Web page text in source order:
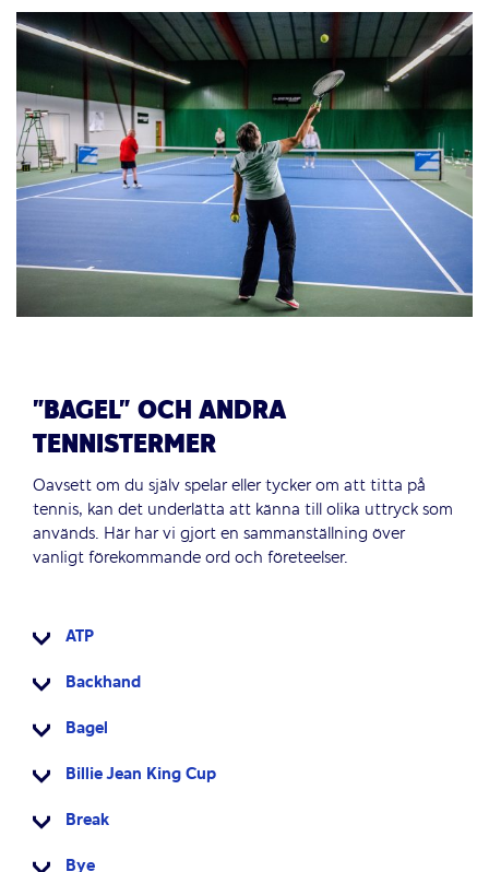
”BAGEL” OCH ANDRA
TENNISTERMER
Oavsett om du själv spelar eller tycker om att titta på
tennis, kan det underlätta att känna till olika uttryck som
används. Här har vi gjort en sammanställning över
vanligt förekommande ord och företeelser.
ATP
Backhand
Bagel
Billie Jean King Cup
Break
Bye